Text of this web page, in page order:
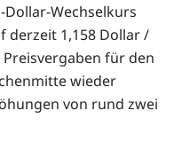
Wechselkurs
derzeit 1,158 Dollar /
für den
wieder
von rund zwei